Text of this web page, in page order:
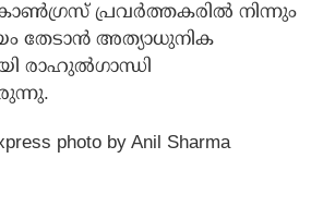
പ്രവര്‍ത്തകരില്‍ നിന്നും
തേടാന്‍ അത്യാധുനിക
രാഹുല്‍ഗാന്ധി
photo by Anil Sharma